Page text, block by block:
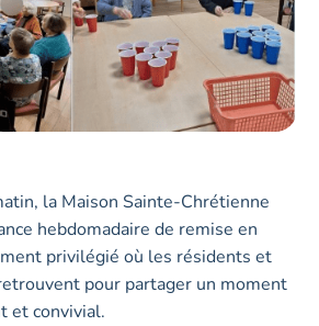
la Maison Sainte-Chrétienne
hebdomadaire de remise en
privilégié où les résidents et
pour partager un moment
et convivial.